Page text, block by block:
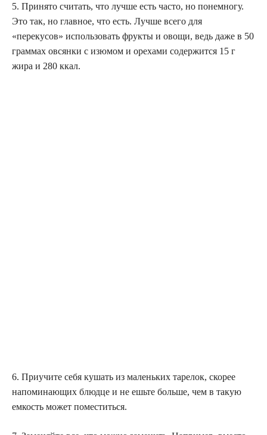
5. Принято считать, что лучше есть часто, но понемногу.
Это так, но главное, что есть. Лучше всего для
«перекусов» использовать фрукты и овощи, ведь даже в 50
граммах овсянки с изюмом и орехами содержится 15 г
жира и 280 ккал.
6. Приучите себя кушать из маленьких тарелок, скорее
напоминающих блюдце и не ешьте больше, чем в такую
емкость может поместиться.